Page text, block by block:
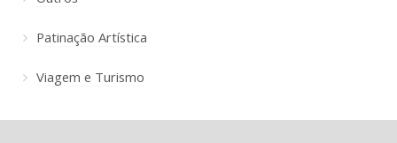
Patinação Artística
Viagem e Turismo